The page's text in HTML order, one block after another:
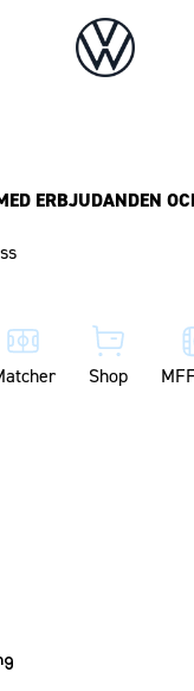
ERBJUDANDEN
Shop